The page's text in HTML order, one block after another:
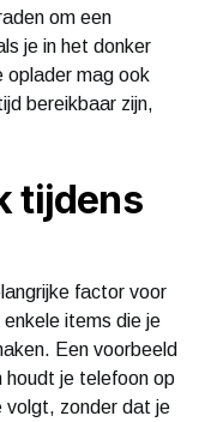
om een
je in het donker
oplader mag ook
bereikbaar zijn,
tijdens
factor voor
items die je
Een voorbeeld
houdt je telefoon op
volgt, zonder dat je